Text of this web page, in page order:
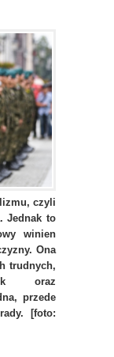
czyli
Jednak to
winien
Ona
trudnych,
oraz
przede
[foto: